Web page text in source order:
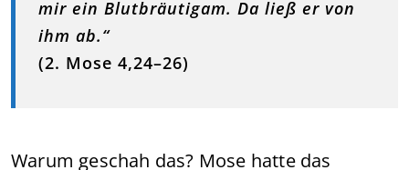
mir ein Blutbräutigam. Da ließ er von
ihm ab.“
(2. Mose 4,24–26)
Warum geschah das? Mose hatte das